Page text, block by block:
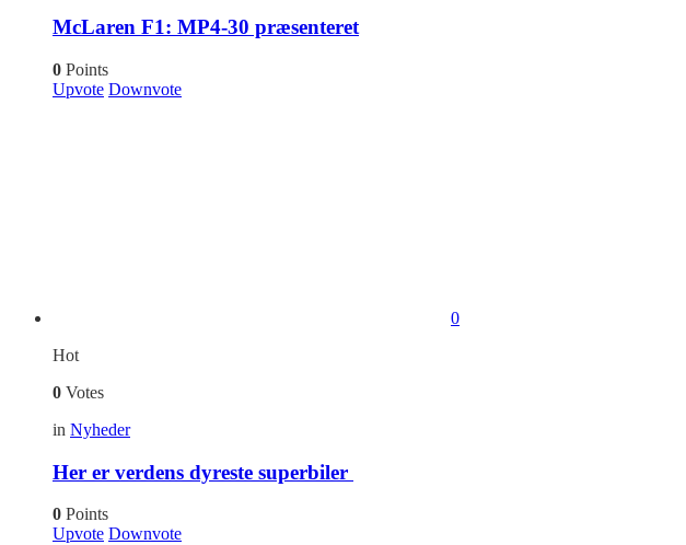
McLaren F1: MP4-30 præsenteret
0 Points
Upvote Downvote
0
Hot
0 Votes
in Nyheder
Her er verdens dyreste superbiler
0 Points
Upvote Downvote